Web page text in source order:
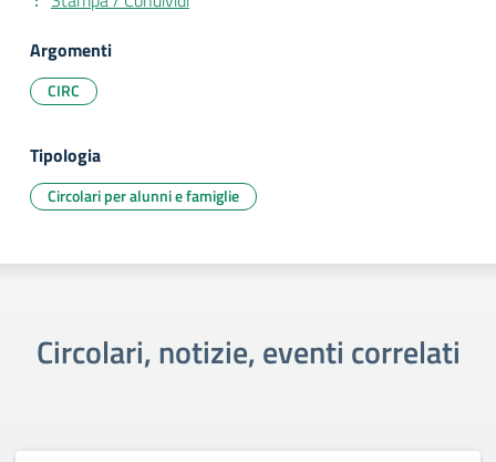
Argomenti
CIRC
Tipologia
Circolari per alunni e famiglie
Circolari, notizie, eventi correlati